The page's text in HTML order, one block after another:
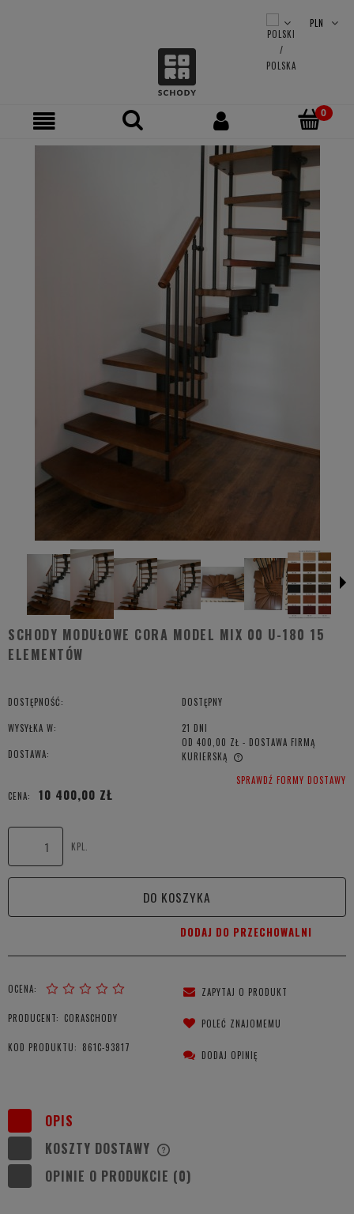
SCHODY MODUŁOWE CORA MODEL MIX 00 U-180 15
ELEMENTÓW
DOSTĘPNOŚĆ: DOSTĘPNY
WYSYŁKA W: 21 DNI
DOSTAWA:
OD 400,00 ZŁ - DOSTAWA FIRMĄ
KURIERSKĄ
CENA NIE ZAWIERA EWENTUALNYCH KOSZTÓW PŁATNOŚCISPRAWDŹ FORMY DOSTAWY
CENA:
10 400,00 ZŁ
KPL.
DO KOSZYKA
DODAJ DO PRZECHOWALNI
OCENA:
PRODUCENT: CORASCHODY
KOD PRODUKTU: 861C-93817
ZAPYTAJ O PRODUKT
POLEĆ ZNAJOMEMU
DODAJ OPINIĘ
OPIS
KOSZTY DOSTAWY
KOSZTÓW PŁATNOŚCI
OPINIE O PRODUKCIE (0)